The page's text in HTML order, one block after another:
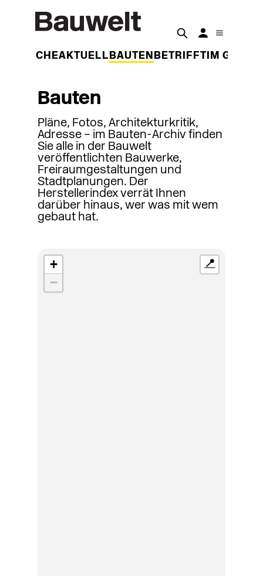
WOCHEAKTUELL BAUTEN BETRIFFT IM
Bauten
Pläne, Fotos, Architekturkritik,
Adresse – im Bauten-Archiv finden
Sie alle in der Bauwelt
veröffentlichten Bauwerke,
Freiraumgestaltungen und
Stadtplanungen. Der
Herstellerindex verrät Ihnen
darüber hinaus, wer was mit wem
gebaut hat.
+
−
📍